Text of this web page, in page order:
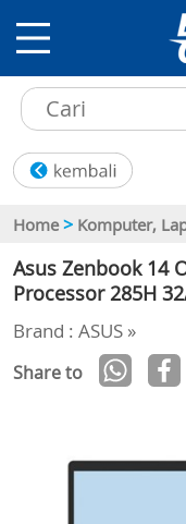
Home > Komputer,
Asus Zenbook 14
Processor 285H
Brand : ASUS »
Share to